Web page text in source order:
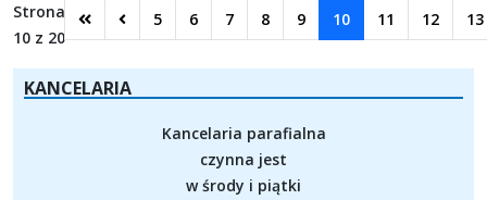
Strona
10 z 20
5 6 7 8 9 10 11 12 13
KANCELARIA
Kancelaria parafialna
czynna jest
w środy i piątki